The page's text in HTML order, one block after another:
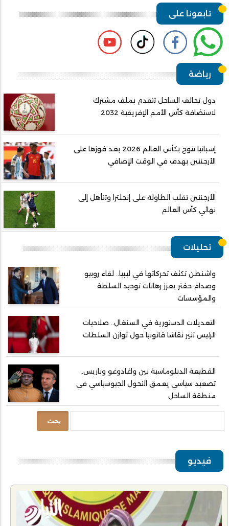
تابعونا على
رياضة
دول تحالف الساحل تتقدم بملف مشترك
لاستضافة كأس الأمم الإفريقية 2032
إسبانيا تتوج بكأس العالم 2026 بعد فوزها على
الأرجنتين بهدف في الوقت الإضافي
الأرجنتين تقلب الطاولة على إنجلترا وتتأهل إلى
نهائي كأس العالم
تحليلات
واشنطن تكثف تحركاتها في ليبيا.. لقاء روبيو
وصدام حفتر يعزز رهانات توحيد السلطة
والمؤسسات
التعديلات الدستورية في السنغال.. صلاحيات
الرئيس تثير نقاشا قانونيا حول توازن السلطات
القطيعة الدبلوماسية بين واغادوغو وباريس..
تصعيد سياسي يعمق التحول الجيوسياسي في
منطقة الساحل
فيديو